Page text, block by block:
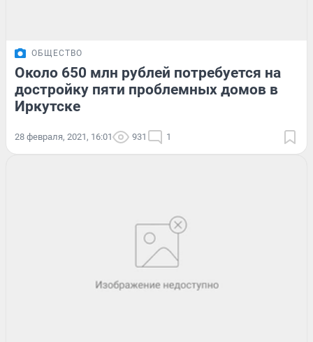
ОБЩЕСТВО
Около 650 млн рублей потребуется на
достройку пяти проблемных домов в
Иркутске
28 февраля, 2021, 16:01 931 1